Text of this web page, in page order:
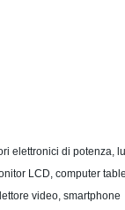
elettronici di potenza,
LCD, computer
video, smartphone